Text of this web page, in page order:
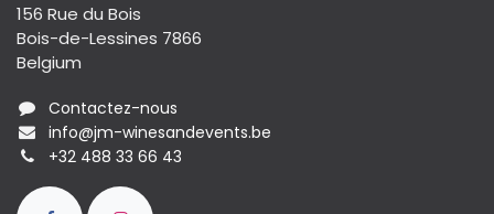
156 Rue du Bois
Bois-de-Lessines 7866
Belgium
Contactez-nous
info@jm-winesandevents.be
+32 488 33 66 43